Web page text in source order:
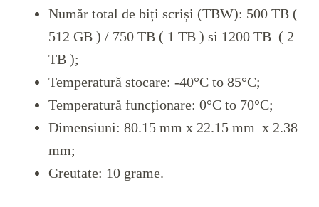
Număr total de biți scriși (TBW): 500 TB (
512 GB ) / 750 TB ( 1 TB ) si 1200 TB ( 2
TB );
Temperatură stocare: -40°C to 85°C;
Temperatură funcționare: 0°C to 70°C;
Dimensiuni: 80.15 mm x 22.15 mm x 2.38
mm;
Greutate: 10 grame.